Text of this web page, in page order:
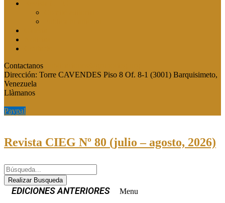
Contactanos
Dirección: Torre CAVENDES Piso 8 Of. 8-1 (3001) Barquisimeto,
Venezuela
Llàmanos
Paypal
Revista CIEG Nº 80 (julio – agosto, 2026)
Realizar Busqueda
Menu